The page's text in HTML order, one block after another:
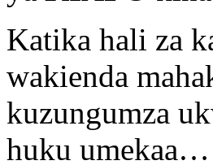
Katika hali za
wakienda
kuzungumza
huku umekaa…